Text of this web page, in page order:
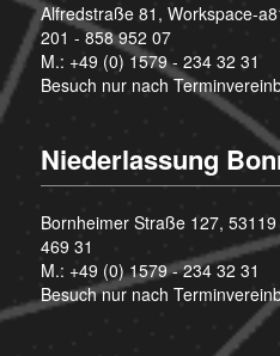
Alfredstraße 81, Workspace-
201 - 858 952 07
M.: +49 (0) 1579 - 234 32 31
Besuch nur nach
Niederlassung
Bornheimer Straße 127,
469 31
M.: +49 (0) 1579 - 234 32 31
Besuch nur nach